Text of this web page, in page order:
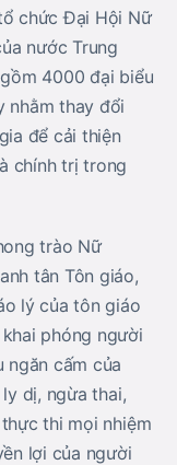
chức Ðại Hội Nữ
nước Trung
4000 đại biểu
nhằm thay đổi
để cải thiện
chính trị trong
trào Nữ
tân Tôn giáo,
lý của tôn giáo
phóng người
cấm của
dị, ngừa thai,
thi mọi nhiệm
lợi của người